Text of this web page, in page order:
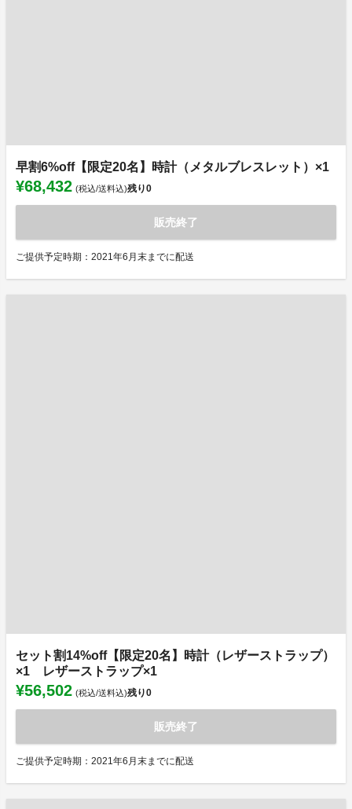
早割6%off【限定20名】時計（メタルブレスレット）×1
¥68,432 (税込/送料込)残り0
販売終了
ご提供予定時期：2021年6月末までに配送
セット割14%off【限定20名】時計（レザーストラップ）
×1 レザーストラップ×1
¥56,502 (税込/送料込)残り0
販売終了
ご提供予定時期：2021年6月末までに配送